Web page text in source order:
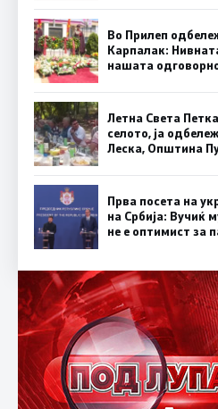
Во Прилеп
Карпалак:
нашата
Летна Света
селото, ја
Леска, Општина
Прва посета на
на Србија: Вучиќ
не е оптимист за